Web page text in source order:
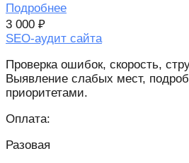
Подробнее
3 000 ₽
SEO-аудит сайта
Проверка ошибок, скорость,
Выявление слабых мест,
приоритетами.
Оплата:
Разовая